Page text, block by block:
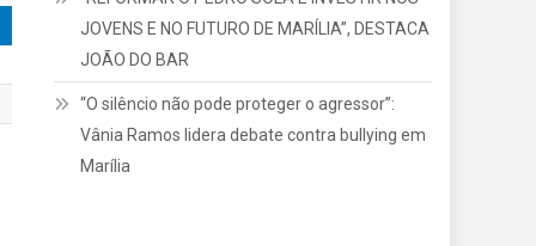
JOVENS E NO FUTURO DE MARÍLIA”, DESTACA
JOÃO DO BAR
“O silêncio não pode proteger o agressor”:
Vânia Ramos lidera debate contra bullying em
Marília